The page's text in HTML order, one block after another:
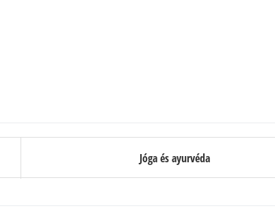
Jóga és ayurvéda